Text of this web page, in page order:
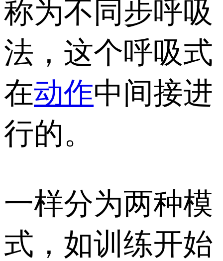
称为不同步呼吸
法，这个呼吸式
在动作中间接进
行的。
一样分为两种模
式，如训练开始